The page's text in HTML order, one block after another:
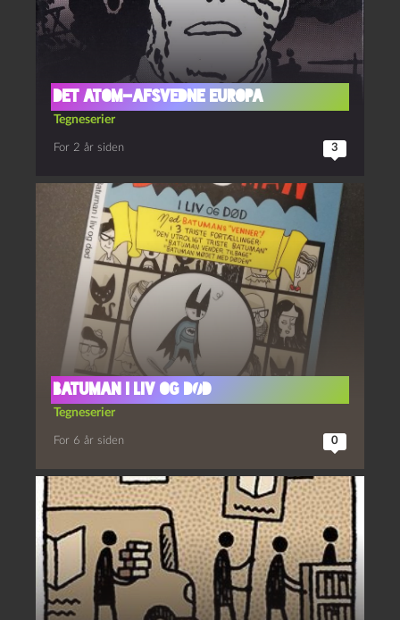
Det Atom-afsvedne Europa
Tegneserier
For 2 år siden 3
Batuman i liv og død
Tegneserier
For 6 år siden 0